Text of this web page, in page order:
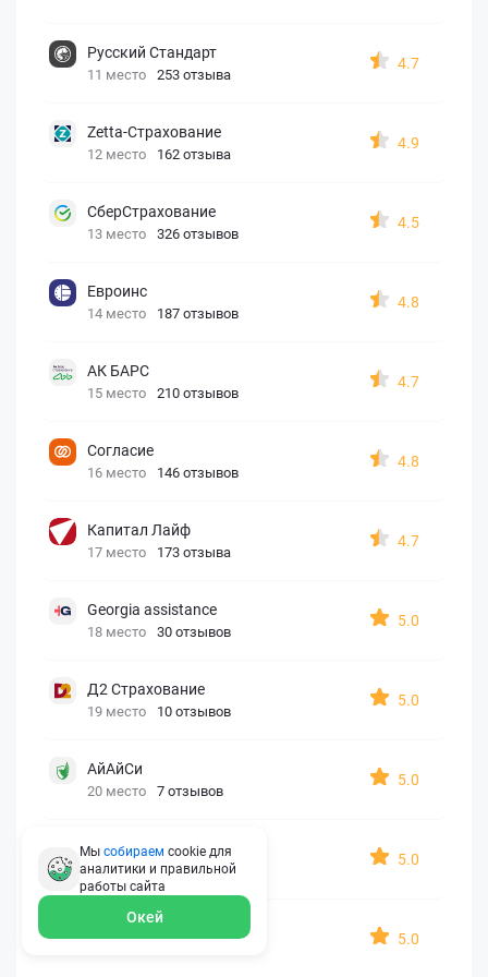
Русский Стандарт
11 место 253 отзыва
4.7
Zetta-Страхование
12 место 162 отзыва
4.9
СберСтрахование
13 место 326 отзывов
4.5
Евроинс
14 место 187 отзывов
4.8
АК БАРС
15 место 210 отзывов
4.7
Согласие
16 место 146 отзывов
4.8
Капитал Лайф
17 место 173 отзыва
4.7
Georgia assistance
18 место 30 отзывов
5.0
Д2 Страхование
19 место 10 отзывов
5.0
АйАйСи
20 место 7 отзывов
5.0
OxySport
21 место 6 отзывов
5.0
ERGO AXA
5.0
Мы собираем cookie для
аналитики и правильной
работы сайта
Окей